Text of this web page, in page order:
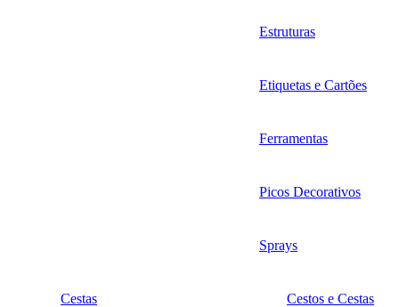
Estruturas
Etiquetas e Cartões
Ferramentas
Picos Decorativos
Sprays
Cestas Cestos e Cestas